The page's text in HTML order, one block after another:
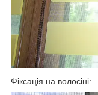
Фіксація на волосіні: